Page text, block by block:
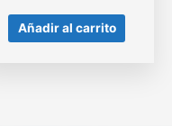
Añadir al carrito